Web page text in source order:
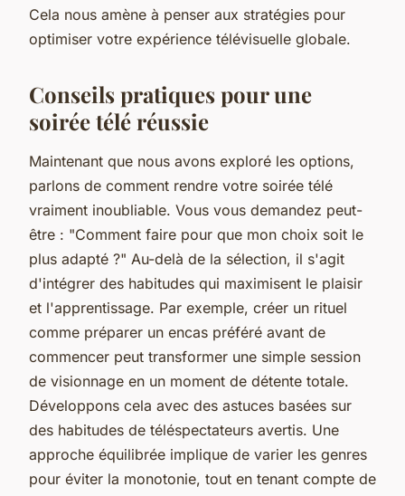
Cela nous amène à penser aux stratégies pour
optimiser votre expérience télévisuelle globale.
Conseils pratiques pour une
soirée télé réussie
Maintenant que nous avons exploré les options,
parlons de comment rendre votre soirée télé
vraiment inoubliable. Vous vous demandez peut-
être : "Comment faire pour que mon choix soit le
plus adapté ?" Au-delà de la sélection, il s'agit
d'intégrer des habitudes qui maximisent le plaisir
et l'apprentissage. Par exemple, créer un rituel
comme préparer un encas préféré avant de
commencer peut transformer une simple session
de visionnage en un moment de détente totale.
Développons cela avec des astuces basées sur
des habitudes de téléspectateurs avertis. Une
approche équilibrée implique de varier les genres
pour éviter la monotonie, tout en tenant compte de